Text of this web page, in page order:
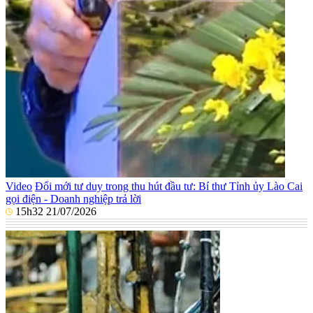
Video Đổi mới tư duy trong thu hút đầu tư: Bí thư Tỉnh ủy Lào Cai
gọi điện - Doanh nghiệp trả lời
15h32 21/07/2026